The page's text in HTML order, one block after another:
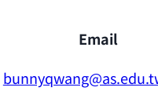
Email